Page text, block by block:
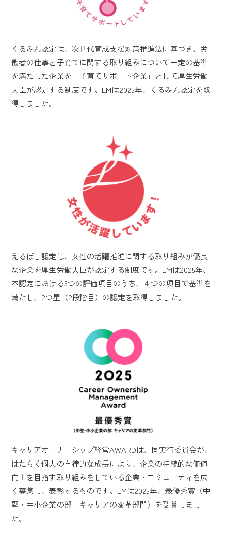
くるみん認定は、次世代育成支援対策推進法に基づき、労
働者の仕事と子育てに関する取り組みについて一定の基準
を満たした企業を「子育てサポート企業」として厚生労働
大臣が認定する制度です。LMは2025年、くるみん認定を取
得しました。
えるぼし認定は、女性の活躍推進に関する取り組みが優良
な企業を厚生労働大臣が認定する制度です。LMは2025年、
本認定における5つの評価項目のうち、４つの項目で基準を
満たし、2つ星（2段階目）の認定を取得しました。
キャリアオーナーシップ経営AWARDは、同実行委員会が、
はたらく個人の自律的な成長により、企業の持続的な価値
向上を目指す取り組みをしている企業・コミュニティを広
く募集し、表彰するものです。LMは2025年、最優秀賞（中
堅・中小企業の部 キャリアの変革部門）を受賞しまし
た。